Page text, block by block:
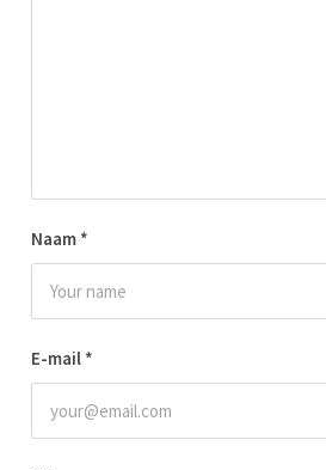
Naam *
E-mail *